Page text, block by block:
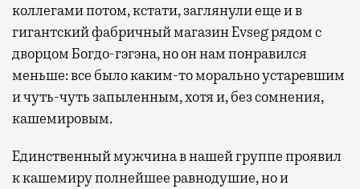
коллегами потом, кстати, заглянули еще и в
гигантский фабричный магазин Evseg рядом с
дворцом Богдо-гэгэна, но он нам понравился
меньше: все было каким-то морально устаревшим
и чуть-чуть запыленным, хотя и, без сомнения,
кашемировым.
Единственный мужчина в нашей группе проявил
к кашемиру полнейшее равнодушие, но и